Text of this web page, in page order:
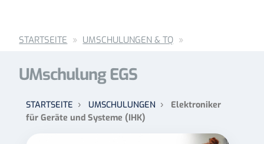
STARTSEITE UMSCHULUNGEN & TQ
UMschulung EGS
STARTSEITE › UMSCHULUNGEN ›
Elektroniker
für Geräte und Systeme (IHK)